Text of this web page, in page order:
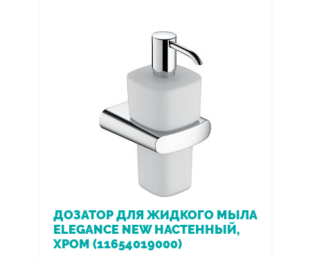
ДОЗАТОР ДЛЯ ЖИДКОГО МЫЛА
ELEGANCE NEW НАСТЕННЫЙ,
ХРОМ (11654019000)